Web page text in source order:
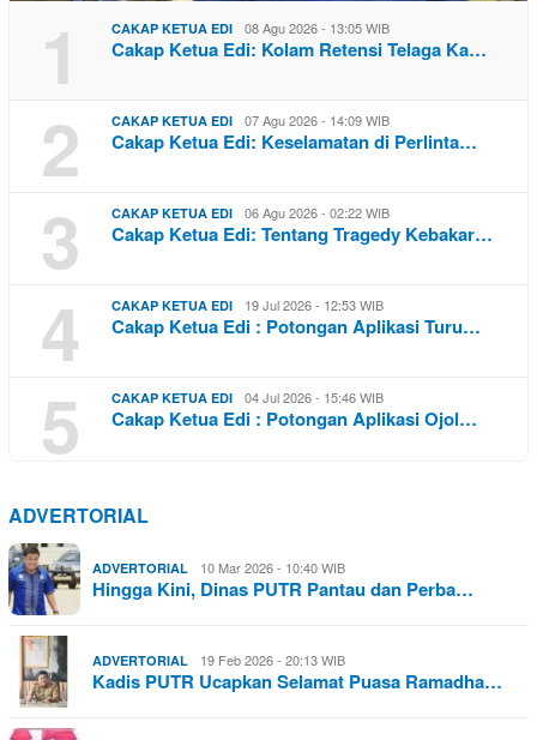
1 CAKAP KETUA EDI 08 Agu 2026 - 13:05 WIB
Cakap Ketua Edi: Kolam Retensi Telaga Ka…
2 CAKAP KETUA EDI 07 Agu 2026 - 14:09 WIB
Cakap Ketua Edi: Keselamatan di Perlinta…
3 CAKAP KETUA EDI 06 Agu 2026 - 02:22 WIB
Cakap Ketua Edi: Tentang Tragedy Kebakar…
4 CAKAP KETUA EDI 19 Jul 2026 - 12:53 WIB
Cakap Ketua Edi : Potongan Aplikasi Turu…
5 CAKAP KETUA EDI 04 Jul 2026 - 15:46 WIB
Cakap Ketua Edi : Potongan Aplikasi Ojol…
ADVERTORIAL
ADVERTORIAL 10 Mar 2026 - 10:40 WIB
Hingga Kini, Dinas PUTR Pantau dan Perba…
ADVERTORIAL 19 Feb 2026 - 20:13 WIB
Kadis PUTR Ucapkan Selamat Puasa Ramadha…